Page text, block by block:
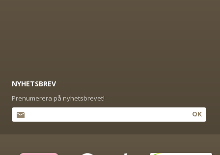
NYHETSBREV
Prenumerera på nyhetsbrevet!
OK